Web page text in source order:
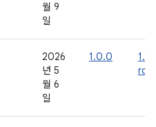
월 9
일
2026
년 5
월 6
일
1.0.0